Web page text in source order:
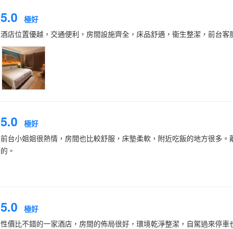
5.0 極好
酒店位置優越，交通便利，房間設施齊全，床品舒適，衞生整潔，前台
5.0 極好
前台小姐姐很熱情，房間也比較舒服，床墊柔軟，附近吃飯的地方很多
的。
5.0 極好
性價比不錯的一家酒店，房間的佈局很好，環境乾淨整潔，自駕過來停